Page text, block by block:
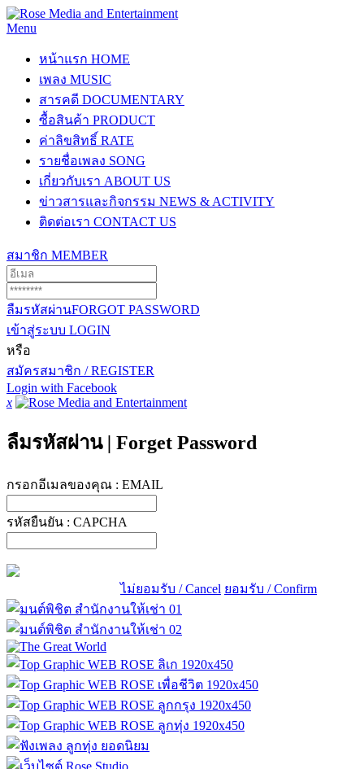
Menu
หน้าแรก HOME
เพลง MUSIC
สารคดี DOCUMENTARY
ซื้อสินค้า PRODUCT
ค่าลิขสิทธิ์ RATE
รายชื่อเพลง SONG
เกี่ยวกับเรา ABOUT US
ข่าวสารและกิจกรรม NEWS & ACTIVITY
ติดต่อเรา CONTACT US
สมาชิก MEMBER
ลืมรหัสผ่านFORGOT PASSWORD
เข้าสู่ระบบ LOGIN
หรือ
สมัครสมาชิก / REGISTER
Login with Facebook
x
ลืมรหัสผ่าน | Forget Password
กรอกอีเมลของคุณ : EMAIL
รหัสยืนยัน : CAPCHA
ไม่ยอมรับ / Cancel ยอมรับ / Confirm